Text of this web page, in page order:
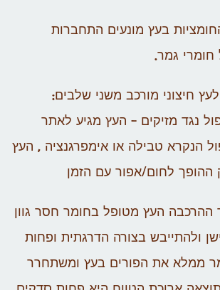
בעץ מונעים התחברות
גמר.
חיצוני מורכב משני שלבים:
נגד מזיקים – העץ מגיע לאתר
הנקרא טבילה או אימפרגנציה , העץ
ההופך לחום/אפור עם הזמן
העץ מטופל בחומר חסר גוון
ולהתייבש בצורה הדרגתית ופחות
ממלא את הפורים בעץ ומשתחרר